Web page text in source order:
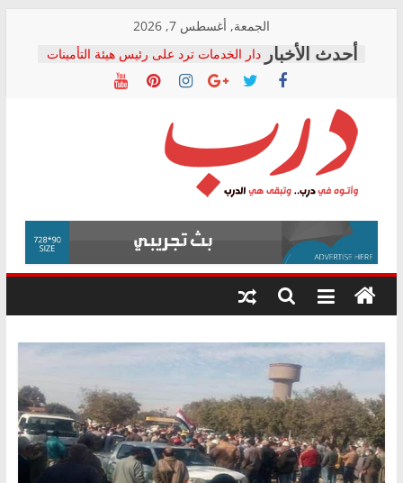
content
الجمعة, أغسطس 7, 2026
دار الخدمات ترد على رئيس هيئة التأمينات
بعد مؤتمره الصحفي: إنكار الأزمة لا ينهي
معاناة أصحاب المعاشات.. ونطالب بكشف
فرحات سليمان يكتب: القطاع الصحي إلى
أين؟
حزب التحالف الشعبي يطلق لجنة “الحق
في الصحة” بالإسكندرية لرصد الانتهاكات
ودعم المرضى
الوزاري لمدينة الصحفيين.. وانتهاء أعمال
إنشاء المبنى الإداري
المجلس القومي لحقوق الإنسان يعلن
متابعة قضية الدكتور محمد زهران.. ويؤكد:
قرينة البراءة وضمانات المحاكمة العادلة
درب
وأتوه
درب..
وتبقى
هي